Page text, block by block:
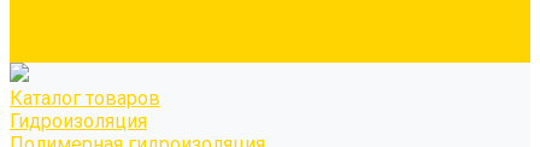
Каталог товаров
Гидроизоляция